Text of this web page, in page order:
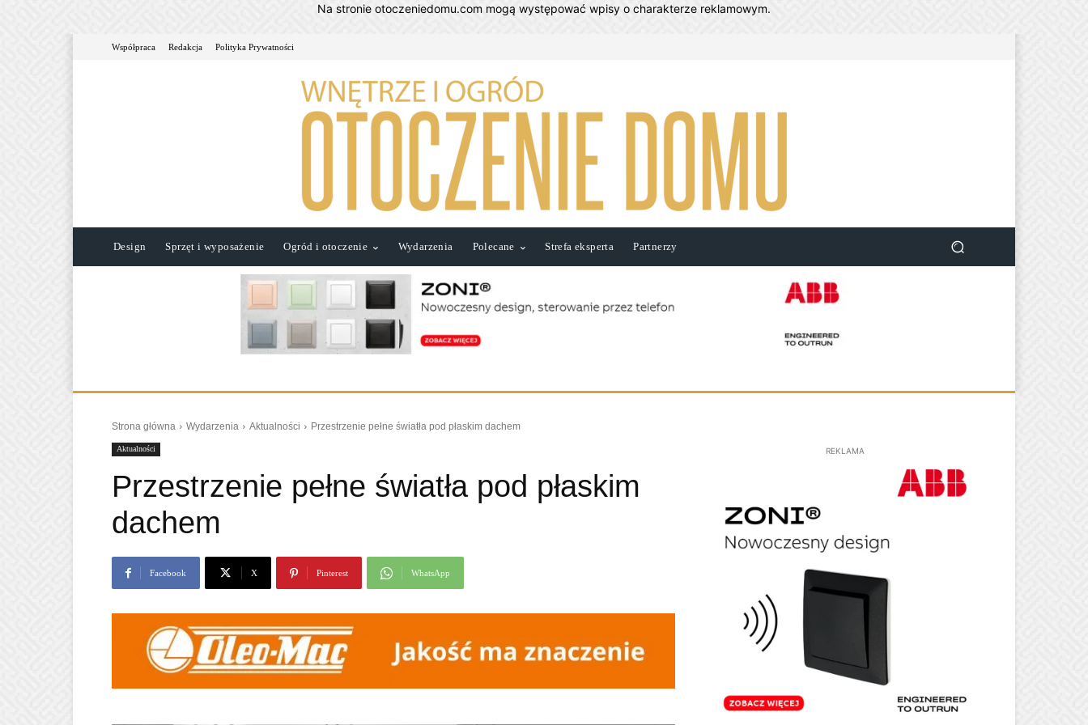
Na stronie otoczeniedomu.com mogą występować wpisy o charakterze reklamowym.
Współpraca Redakcja Polityka Prywatności
Design Sprzęt i wyposażenie Ogród i otoczenie Wydarzenia Polecane Strefa eksperta Partnerzy
Strona główna Wydarzenia Aktualności Przestrzenie pełne światła pod płaskim dachem
Aktualności
Przestrzenie pełne światła pod płaskim
dachem
Facebook X Pinterest WhatsApp
REKLAMA